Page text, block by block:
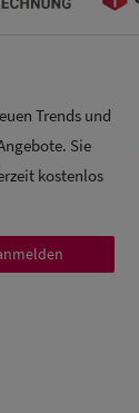
Trends und
Sie
kostenlos